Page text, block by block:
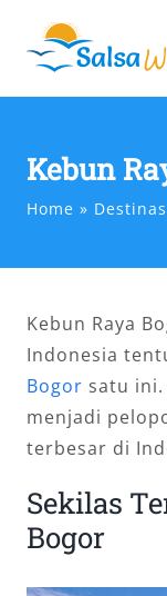
content
Kebun
Home
Kebun Raya
Indonesia
Bogor satu ini.
menjadi
terbesar di
Sekilas
Bogor